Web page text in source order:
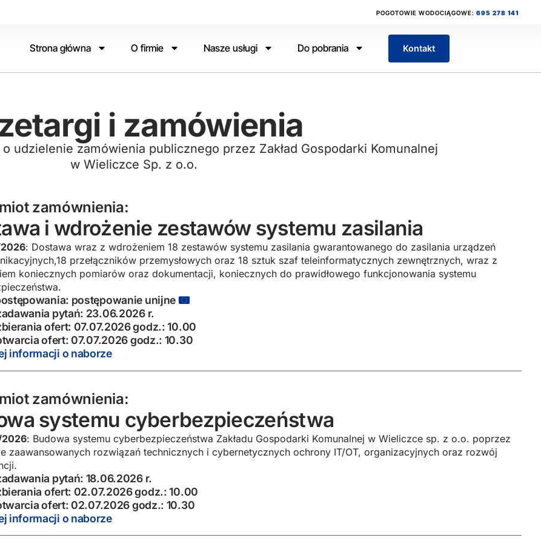
POGOTOWIE WODOCIĄGOWE: 695 278 141
Strona główna O firmie Nasze usługi Do pobrania Kontakt
i zamówienia
udzielenie zamówienia publicznego przez Zakład Gospodarki Komunalnej
w Wieliczce Sp. z o.o.
zamównienia:
i wdrożenie zestawów systemu zasilania
: Dostawa wraz z wdrożeniem 18 zestawów systemu zasilania gwarantowanego do zasilania urządzeń
przełączników przemysłowych oraz 18 sztuk szaf teleinformatycznych zewnętrznych, wraz z
koniecznych pomiarów oraz dokumentacji, koniecznych do prawidłowego funkcjonowania systemu
postępowanie unijne
pytań: 23.06.2026 r.
ofert: 07.07.2026 godz.: 10.00
ofert: 07.07.2026 godz.: 10.30
informacji o naborze
zamównienia:
systemu cyberbezpieczeństwa
: Budowa systemu cyberbezpieczeństwa Zakładu Gospodarki Komunalnej w Wieliczce sp. z o.o. poprzez
zaawansowanych rozwiązań technicznych i cybernetycznych ochrony IT/OT, organizacyjnych oraz rozwój
pytań: 18.06.2026 r.
ofert: 02.07.2026 godz.: 10.00
ofert: 02.07.2026 godz.: 10.30
informacji o naborze